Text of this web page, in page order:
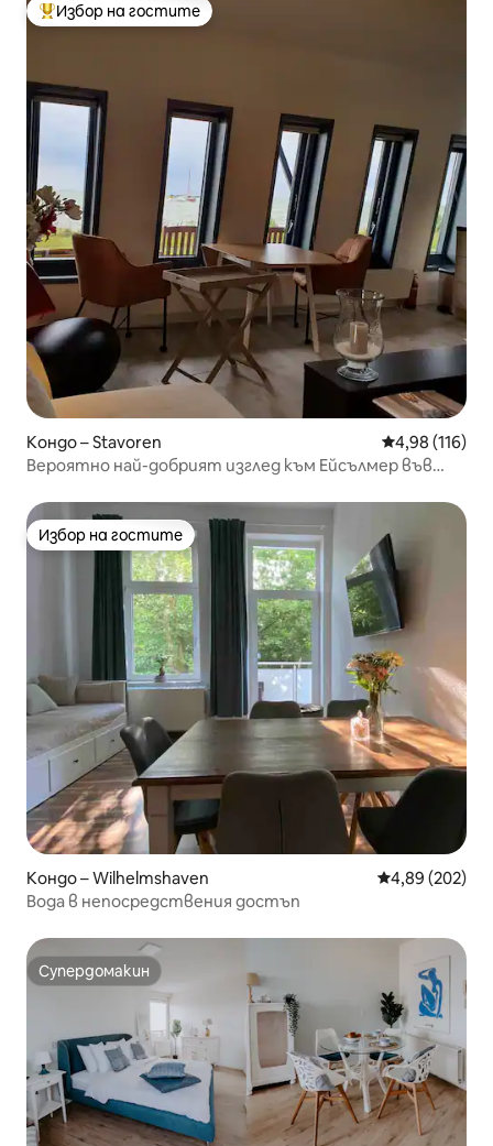
Най-популярен избор на гостите
Избор на гостите
Кондо – Stavoren Средна
4,98 (116)
Вероятно най-добрият изглед към Ейсълмер във
Избор на гостите
Избор на гостите
Кондо – Wilhelmshaven Средна
4,89 (202)
Вода в непосредствения достъп
Супердомакин
Супердомакин